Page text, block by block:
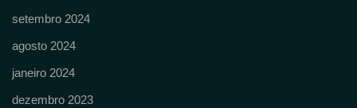
setembro 2024
agosto 2024
janeiro 2024
dezembro 2023